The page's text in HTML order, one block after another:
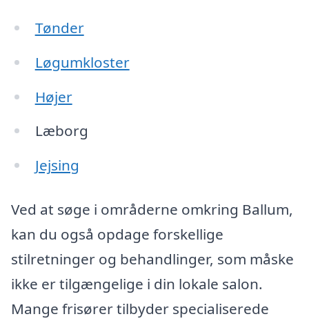
Tønder
Løgumkloster
Højer
Læborg
Jejsing
Ved at søge i områderne omkring Ballum,
kan du også opdage forskellige
stilretninger og behandlinger, som måske
ikke er tilgængelige i din lokale salon.
Mange frisører tilbyder specialiserede